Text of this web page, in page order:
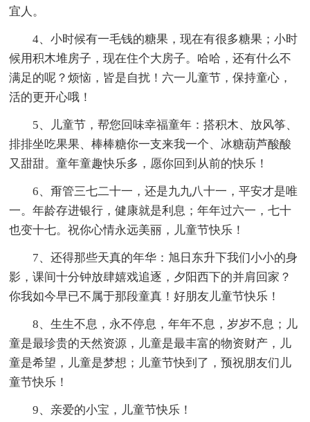
宜人。
4、小时候有一毛钱的糖果，现在有很多糖果；小时
候用积木堆房子，现在住个大房子。哈哈，还有什么不
满足的呢？烦恼，皆是自扰！六一儿童节，保持童心，
活的更开心哦！
5、儿童节，帮您回味幸福童年：搭积木、放风筝、
排排坐吃果果、棒棒糖你一支来我一个、冰糖葫芦酸酸
又甜甜。童年童趣快乐多，愿你回到从前的快乐！
6、甭管三七二十一，还是九九八十一，平安才是唯
一。年龄存进银行，健康就是利息；年年过六一，七十
也变十七。祝你心情永远美丽，儿童节快乐！
7、还得那些天真的年华：旭日东升下我们小小的身
影，课间十分钟放肆嬉戏追逐，夕阳西下的并肩回家？
你我如今早已不属于那段童真！好朋友儿童节快乐！
8、生生不息，永不停息，年年不息，岁岁不息；儿
童是最珍贵的天然资源，儿童是最丰富的物资财产，儿
童是希望，儿童是梦想；儿童节快到了，预祝朋友们儿
童节快乐！
9、亲爱的小宝，儿童节快乐！